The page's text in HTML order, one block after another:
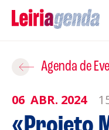
Agenda
Sobre a
Agenda de
06 ABR. 2024
Adicionar ao
ROTEIROS EXISTENTES